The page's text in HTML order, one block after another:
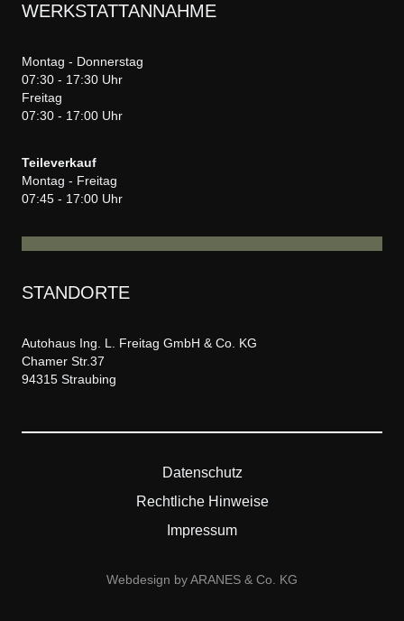
WERKSTATTANNAHME
Montag - Donnerstag
07:30 - 17:30 Uhr
Freitag
07:30 - 17:00 Uhr
Teileverkauf
Montag - Freitag
07:45 - 17:00 Uhr
STANDORTE
Autohaus Ing. L. Freitag GmbH & Co. KG
Chamer Str.37
94315 Straubing
Datenschutz
Rechtliche Hinweise
Impressum
Webdesign by ARANES & Co. KG